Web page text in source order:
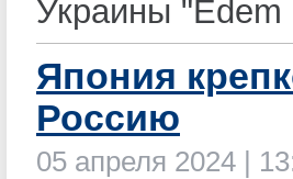
Украины
Япония
Россию
05 апреля 2024 |